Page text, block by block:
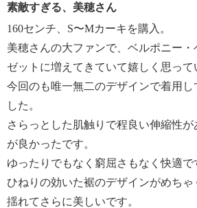
素敵すぎる、美穂さん
160センチ、S〜Mカーキを購入。
美穂さんの大ファンで、ベルポニー
ゼットに増えてきていて嬉しく思って
今回のも唯一無二のデザインで着用し
した。
さらっとした肌触りで程良い伸縮性
が良かったです。
ゆったりでもなく窮屈さもなく快適で
ひねりの効いた裾のデザインがめちゃ
揺れてさらに美しいです。